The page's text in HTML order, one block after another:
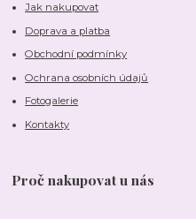
Jak nakupovat
Doprava a platba
Obchodní podmínky
Ochrana osobních údajů
Fotogalerie
Kontakty
Proč nakupovat u nás